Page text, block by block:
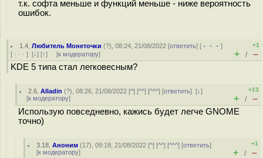
т.к. софта меньше и функций меньше - ниже вероятность
ошибок.
1.4 ,Любитель Монеточки (?), 08:24, 21/08/2022 [ответить] [ ﹢﹢﹢]
[ · · · ] [↓] [↑] [к модератору]
+1
+ / –
KDE 5 типа стал легковесным?
2.6 ,Alladin (?), 08:26, 21/08/2022 [^] [^^] [^^^] [ответить][↓]
[к модератору]
+13
+ / –
Использую повседневно, кажись будет легче GNOME
точно)
3.18 ,Аноним (17), 09:18, 21/08/2022 [^] [^^] [^^^] [ответить]
[к модератору]
+1
+ / –